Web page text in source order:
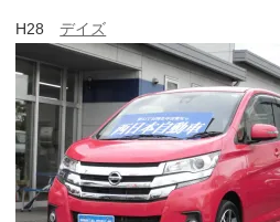
H28デイズ